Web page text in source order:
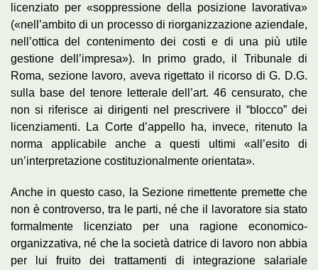
licenziato per «soppressione della posizione lavorativa»
(«nell’ambito di un processo di riorganizzazione aziendale,
nell’ottica del contenimento dei costi e di una più utile
gestione dell’impresa»). In primo grado, il Tribunale di
Roma, sezione lavoro, aveva rigettato il ricorso di G. D.G.
sulla base del tenore letterale dell’art. 46 censurato, che
non si riferisce ai dirigenti nel prescrivere il “blocco” dei
licenziamenti. La Corte d’appello ha, invece, ritenuto la
norma applicabile anche a questi ultimi «all’esito di
un’interpretazione costituzionalmente orientata».
Anche in questo caso, la Sezione rimettente premette che
non è controverso, tra le parti, né che il lavoratore sia stato
formalmente licenziato per una ragione economico-
organizzativa, né che la società datrice di lavoro non abbia
per lui fruito dei trattamenti di integrazione salariale